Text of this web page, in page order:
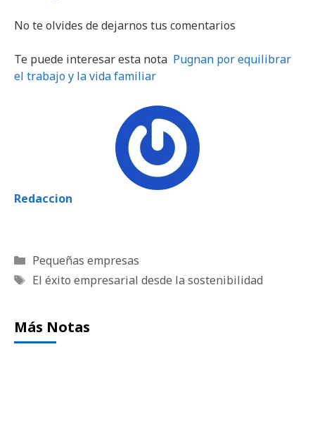
No te olvides de dejarnos tus comentarios
Te puede interesar esta nota Pugnan por equilibrar
el trabajo y la vida familiar
Redaccion
Categorías
Pequeñas empresas
Etiquetas
El éxito empresarial desde la sostenibilidad
Más Notas